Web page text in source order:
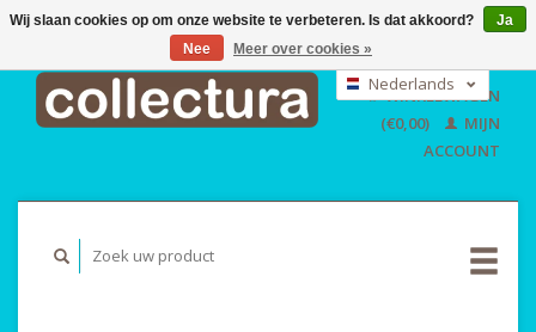
EUR
GBP
USD
Nederlands
English
WINKELWAGEN
(€0,00)
MIJN
ACCOUNT
Wij slaan cookies op om onze website te verbeteren. Is dat akkoord?
Ja
Nee
Meer over cookies »